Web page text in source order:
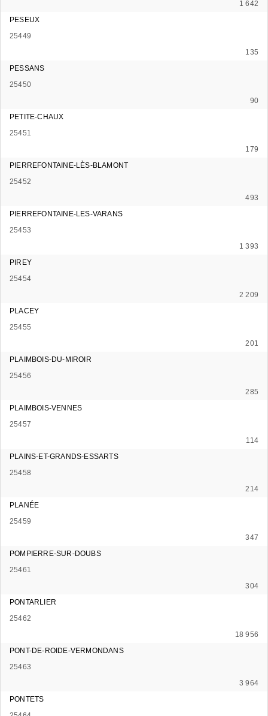
1 642
PESEUX
25449
135
PESSANS
25450
90
PETITE-CHAUX
25451
179
PIERREFONTAINE-LÈS-BLAMONT
25452
493
PIERREFONTAINE-LES-VARANS
25453
1 393
PIREY
25454
2 209
PLACEY
25455
201
PLAIMBOIS-DU-MIROIR
25456
285
PLAIMBOIS-VENNES
25457
114
PLAINS-ET-GRANDS-ESSARTS
25458
214
PLANÉE
25459
347
POMPIERRE-SUR-DOUBS
25461
304
PONTARLIER
25462
18 956
PONT-DE-ROIDE-VERMONDANS
25463
3 964
PONTETS